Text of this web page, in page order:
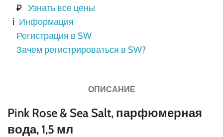
₽ Узнать все цены
ℹ️ Информация
Регистрация в SW
Зачем регистрироваться в SW?
ОПИСАНИЕ
Pink Rose & Sea Salt, парфюмерная
вода, 1,5 мл